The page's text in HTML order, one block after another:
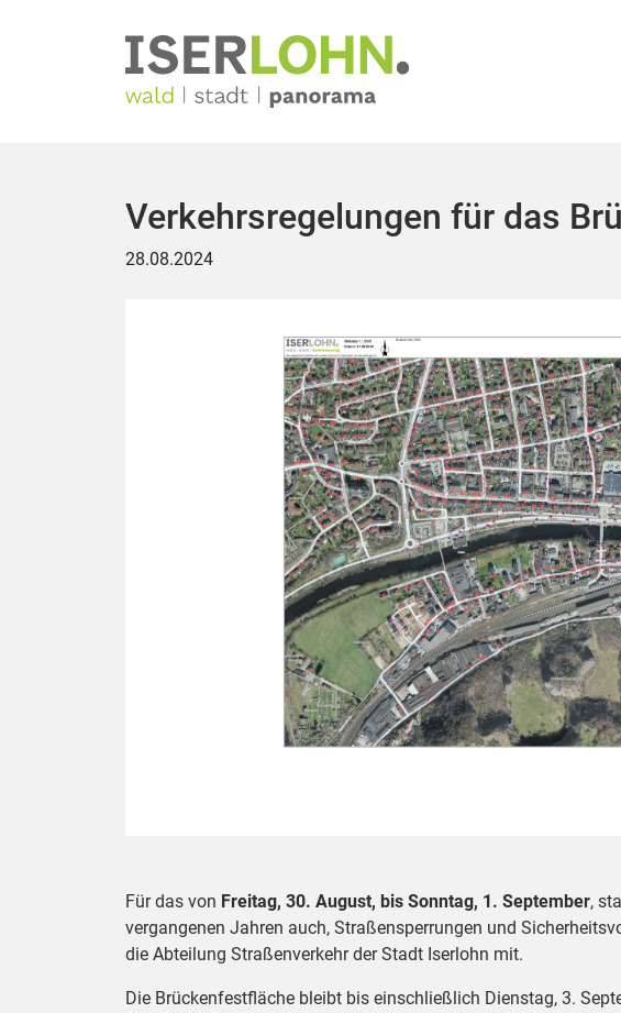
Verkehrsregelungen für das
28.08.2024
Für das von Freitag, 30. August, bis Sonntag, 1. September,
vergangenen Jahren auch, Straßensperrungen und
die Abteilung Straßenverkehr der Stadt Iserlohn mit.
Die Brückenfestfläche bleibt bis einschließlich Dienstag, 3.